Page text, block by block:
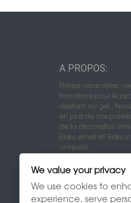
A PROPOS:
Potiers-céramistes,
travaillons pour le
résistant au gel .
en plus de nos
de la décoration
Raku émail et Raku
uniques).
We value your privacy
We use cookies to
experience, serve